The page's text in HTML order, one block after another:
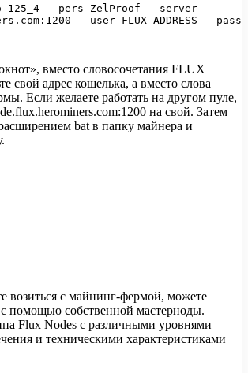
125_4 --pers ZelProof --server
--user FLUX ADDRESS --pass
вместо словосочетания FLUX
свой адрес кошелька, а вместо слова
Если желаете работать на другом пуле,
на свой. Затем
bat в папку майнера и
возиться с майнинг-фермой, можете
с помощью собственной мастерноды.
Flux Nodes с различными уровнями
и техническими характеристиками